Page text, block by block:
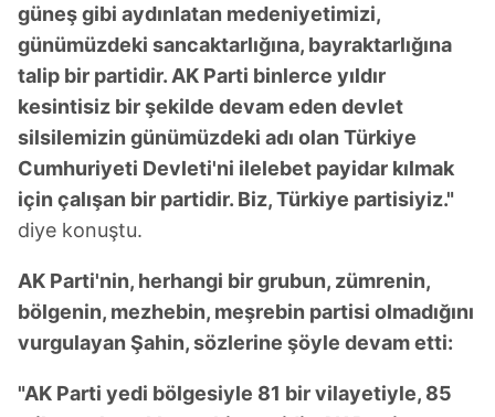
güneş gibi aydınlatan medeniyetimizi,
günümüzdeki sancaktarlığına, bayraktarlığına
talip bir partidir. AK Parti binlerce yıldır
kesintisiz bir şekilde devam eden devlet
silsilemizin günümüzdeki adı olan Türkiye
Cumhuriyeti Devleti'ni ilelebet payidar kılmak
için çalışan bir partidir. Biz, Türkiye partisiyiz."
diye konuştu.
AK Parti'nin, herhangi bir grubun, zümrenin,
bölgenin, mezhebin, meşrebin partisi olmadığını
vurgulayan Şahin, sözlerine şöyle devam etti:
"AK Parti yedi bölgesiyle 81 bir vilayetiyle, 85